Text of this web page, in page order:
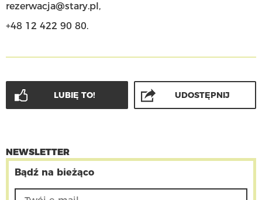
rezerwacja@stary.pl ,
+48 12 422 90 80.
LUBIĘ TO! UDOSTĘPNIJ
NEWSLETTER
Bądź na bieżąco